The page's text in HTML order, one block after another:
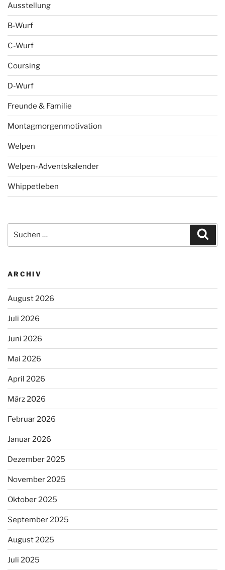
Ausstellung
B-Wurf
C-Wurf
Coursing
D-Wurf
Freunde & Familie
Montagmorgenmotivation
Welpen
Welpen-Adventskalender
Whippetleben
nach:
ARCHIV
August 2026
Juli 2026
Juni 2026
Mai 2026
April 2026
März 2026
Februar 2026
Januar 2026
Dezember 2025
November 2025
Oktober 2025
September 2025
August 2025
Juli 2025